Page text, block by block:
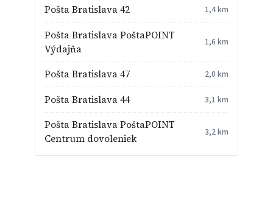
Pošta Bratislava 42 1,4 km
Pošta Bratislava PoštaPOINT
Výdajňa
1,6 km
Pošta Bratislava 47 2,0 km
Pošta Bratislava 44 3,1 km
Pošta Bratislava PoštaPOINT
Centrum dovoleniek
3,2 km